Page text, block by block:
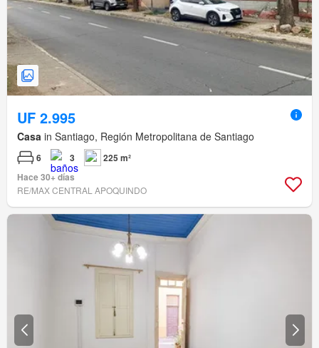
UF 2.995
Casa in Santiago, Región Metropolitana de Santiago
6 3
225 m²
Hace 30+ días
RE/MAX CENTRAL APOQUINDO